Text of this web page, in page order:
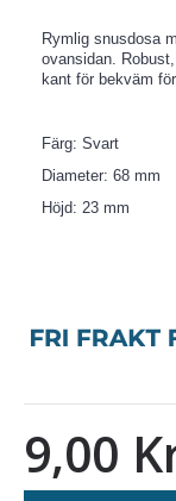
Rymlig snusdosa
ovansidan.
kant för bekväm
Färg: Svart
Diameter: 68 mm
Höjd: 23 mm
9,00